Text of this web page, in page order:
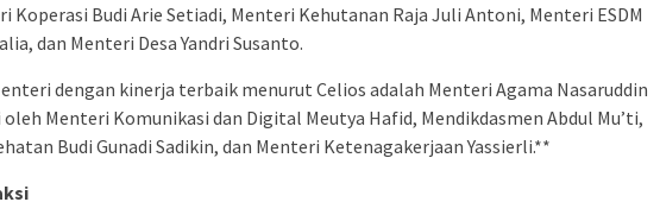
Koperasi Budi Arie Setiadi, Menteri Kehutanan Raja Juli Antoni, Menteri ESDM
dan Menteri Desa Yandri Susanto.
dengan kinerja terbaik menurut Celios adalah Menteri Agama Nasaruddin
Menteri Komunikasi dan Digital Meutya Hafid, Mendikdasmen Abdul Mu’ti,
Budi Gunadi Sadikin, dan Menteri Ketenagakerjaan Yassierli.**